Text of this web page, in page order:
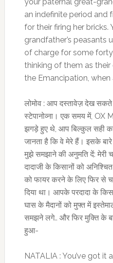
an indefinite period and
for their firing her bricks.
grandfather’s peasants
of charge for some
thinking of them as
the Emancipation,
लोमोव : आप दस्तावेज़ देख सकते
स्टेपानोव्ना। एक समय में,
झगड़े हुए थे, आप बिल्कुल सही
जानता है कि वे मेरे हैं। इसके
मुझे समझाने की अनुमति दें: मेरी
दादाजी के किसानों को
को फायर करने के लिए फिर से
दिया था। आपके परदादा के
घास के मैदानों को मुफ्त में
समझने लगे.. और फिर मुक्ति के
हुआ-
NATALIA : You’ve got